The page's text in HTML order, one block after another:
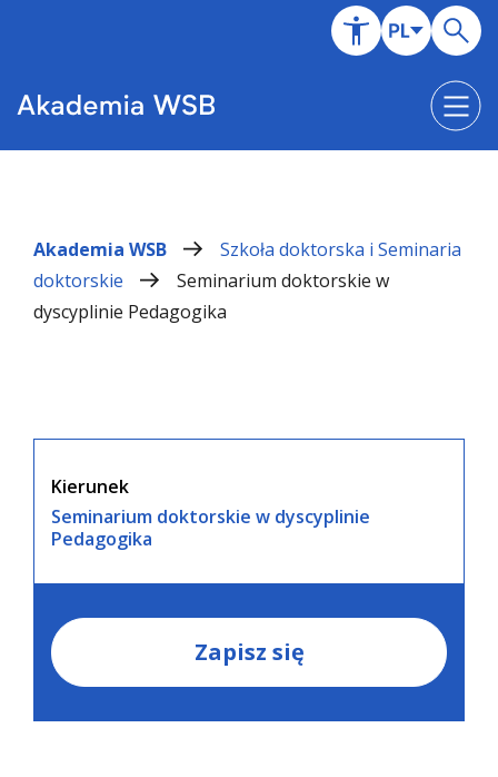
Akademia WSB
Szkoła doktorska i Seminaria
doktorskie
Seminarium doktorskie w
dyscyplinie Pedagogika
Kierunek
Seminarium doktorskie w dyscyplinie
Pedagogika
Zapisz się